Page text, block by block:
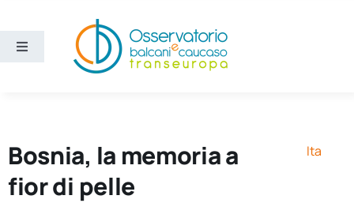
contenuto
Toggle
Ricerca e divulgazione
Bosnia, la memoria a
fior di pelle
Ita